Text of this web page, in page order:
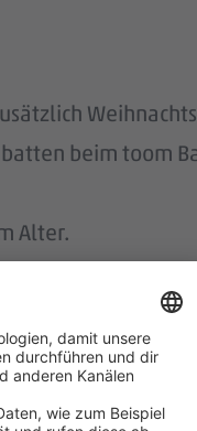
beim toom
Alter.
wir.